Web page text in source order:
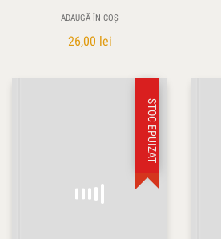
ADAUGĂ ÎN COȘ
26,00 lei
STOC EPUIZAT